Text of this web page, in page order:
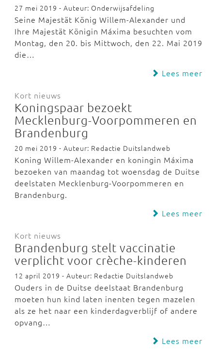
27 mei 2019 - Auteur: Onderwijsafdeling
Seine Majestät König Willem-Alexander und
Ihre Majestät Königin Máxima besuchten vom
Montag, den 20. bis Mittwoch, den 22. Mai 2019
die…
Lees meer
Kort nieuws
Koningspaar bezoekt
Mecklenburg-Voorpommeren en
Brandenburg
20 mei 2019 - Auteur: Redactie Duitslandweb
Koning Willem-Alexander en koningin Máxima
bezoeken van maandag tot woensdag de Duitse
deelstaten Mecklenburg-Voorpommeren en
Brandenburg.
Lees meer
Kort nieuws
Brandenburg stelt vaccinatie
verplicht voor crèche-kinderen
12 april 2019 - Auteur: Redactie Duitslandweb
Ouders in de Duitse deelstaat Brandenburg
moeten hun kind laten inenten tegen mazelen
als ze het naar een kinderdagverblijf of andere
opvang…
Lees meer